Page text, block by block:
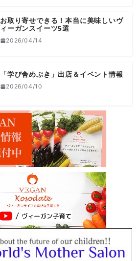
お取り寄せできる！本当に美味しいヴ
ィーガンスイーツ5選
2026/04/14
「学び舎めぶき」出店＆イベント情報
2026/04/10